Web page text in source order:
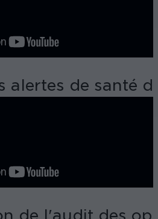
alertes de santé
de l'audit des